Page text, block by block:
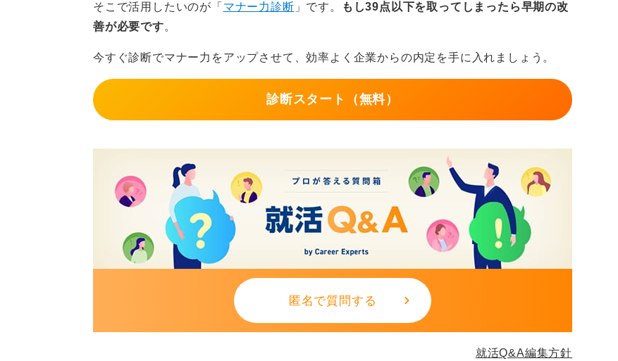
文面は敬語を使い、誠意を持って書くことが大切です。
企業のルールにもよるため必ずしも返却される訳ではないことを前提に検討して
みて下さい。
0
そこで活用したいのが「 マナー力診断 」です。
もし39点以下を取ってしまったら早期の改
善が必要です。
今すぐ診断でマナー力をアップさせて、効率よく企業からの内定を手に入れましょう。
診断スタート（無料）
匿名で質問する
就活Q&A編集方針